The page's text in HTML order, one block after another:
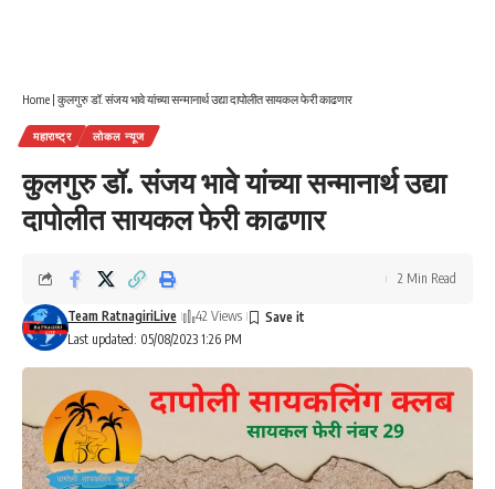
Home | कुलगुरु डॉ. संजय भावे यांच्या सन्मानार्थ उद्या दापोलीत सायकल फेरी काढणार
महाराष्ट्र लोकल न्यूज
कुलगुरु डॉ. संजय भावे यांच्या सन्मानार्थ उद्या
दापोलीत सायकल फेरी काढणार
Last updated: 05/08/2023 1:26 PM
Team RatnagiriLive 42 Views
2 Min Read